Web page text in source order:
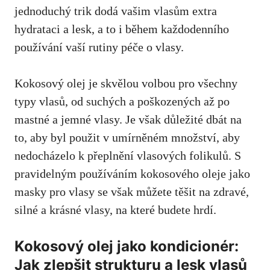
jednoduchý trik dodá vašim vlasům extra
hydrataci a lesk, a to i během každodenního
používání vaší rutiny péče o vlasy.
Kokosový olej je skvělou volbou pro všechny
typy vlasů, od suchých a poškozených až po
mastné a jemné vlasy. Je však důležité dbát na
to, aby byl použit v umírněném množství, aby
nedocházelo k přeplnění vlasových folikulů. S
pravidelným používáním kokosového oleje jako
masky pro vlasy se však můžete těšit na zdravé,
silné a krásné vlasy, na které budete hrdí.
Kokosový olej jako kondicionér:
Jak zlepšit strukturu a lesk vlasů